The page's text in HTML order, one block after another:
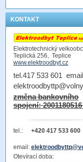
KONTAKT
Elektrotechnický
Teplická 256, Teplice
www.elektroodbyt.cz
tel.417 533 601
změna bankovního
spojení:
tel.: +420 417 533 600
email:
Otevírací doba: